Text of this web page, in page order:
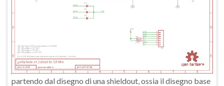
partendo dal disegno di una shieldout, ossia il disegno base